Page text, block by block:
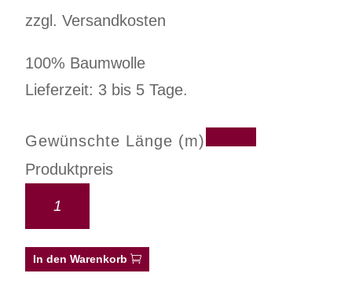
zzgl. Versandkosten
100% Baumwolle
Lieferzeit: 3 bis 5 Tage.
Gewünschte Länge (m)
Produktpreis
In den Warenkorb